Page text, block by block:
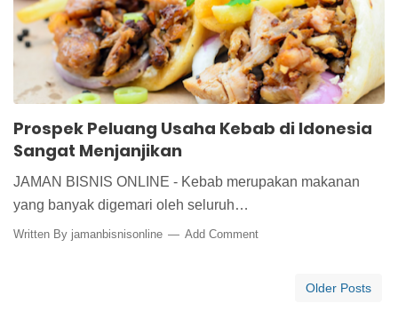
Prospek Peluang Usaha Kebab di Idonesia
Sangat Menjanjikan
JAMAN BISNIS ONLINE - Kebab merupakan makanan
yang banyak digemari oleh seluruh…
Written By jamanbisnisonline Add Comment
Older Posts